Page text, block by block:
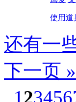
使用道
还有一
下一页 »
123456